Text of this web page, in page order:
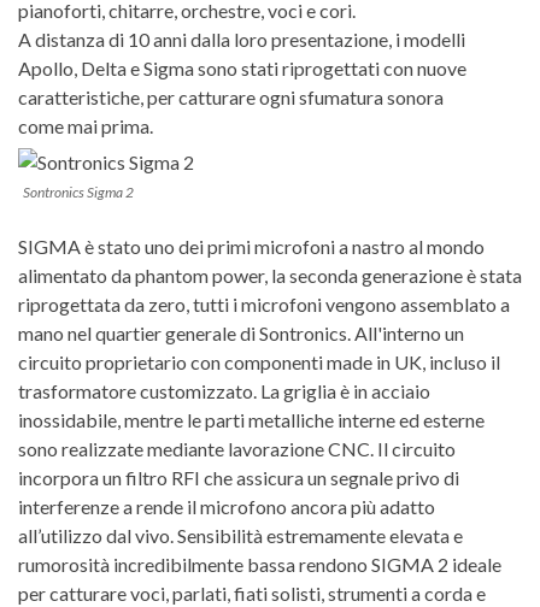
pianoforti, chitarre, orchestre, voci e cori.
A distanza di 10 anni dalla loro presentazione, i modelli
Apollo, Delta e Sigma sono stati riprogettati con nuove
caratteristiche, per catturare ogni sfumatura sonora
come mai prima.
Sontronics Sigma 2
SIGMA è stato uno dei primi microfoni a nastro al mondo
alimentato da phantom power, la seconda generazione è stata
riprogettata da zero, tutti i microfoni vengono assemblato a
mano nel quartier generale di Sontronics. All'interno un
circuito proprietario con componenti made in UK, incluso il
trasformatore customizzato. La griglia è in acciaio
inossidabile, mentre le parti metalliche interne ed esterne
sono realizzate mediante lavorazione CNC. Il circuito
incorpora un filtro RFI che assicura un segnale privo di
interferenze a rende il microfono ancora più adatto
all’utilizzo dal vivo. Sensibilità estremamente elevata e
rumorosità incredibilmente bassa rendono SIGMA 2 ideale
per catturare voci, parlati, fiati solisti, strumenti a corda e